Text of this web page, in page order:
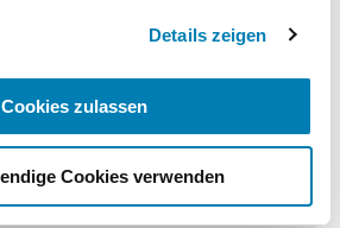
Details zeigen
Cookies zulassen
Cookies verwenden
für E-Rezepte bis Ende